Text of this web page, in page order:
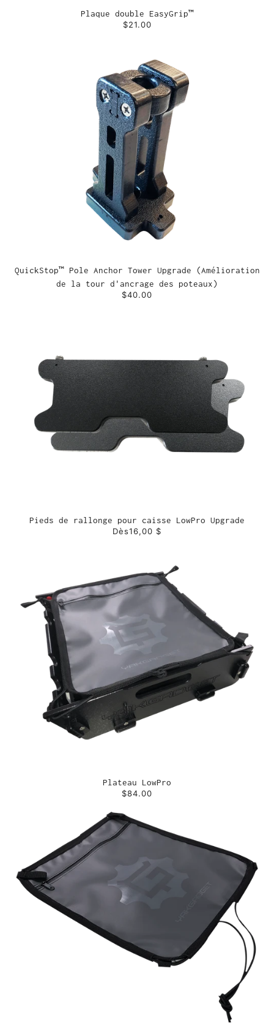
Plaque double EasyGrip™
$21.00
QuickStop™ Pole Anchor Tower Upgrade (Amélioration
de la tour d'ancrage des poteaux)
$40.00
Pieds de rallonge pour caisse LowPro Upgrade
Dès16,00 $
Plateau LowPro
$84.00